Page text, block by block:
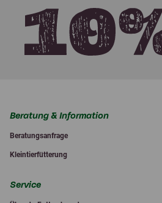
Beratung & Information
Beratungsanfrage
Kleintierfütterung
Service